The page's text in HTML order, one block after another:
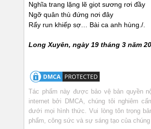
Nghĩa trang lặng lẽ giọt sương rơi đầy
Ngỡ quân thù đứng nơi đây
Rẩy run khiếp sợ… Bài ca anh hùng./.
Long Xuyên, ngày 19 tháng 3 năm
Tác phẩm này được bảo vệ bản quyền
internet bởi DMCA, chúng tôi nghiêm
dưới mọi hình thức. Vui lòng tôn trọng
phẩm, công sức và sự sáng tạo của